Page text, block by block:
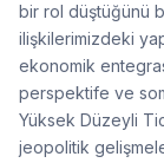
bir rol düştüğünü
ilişkilerimizdeki
ekonomik
perspektife ve
Yüksek Düzeyli
jeopolitik